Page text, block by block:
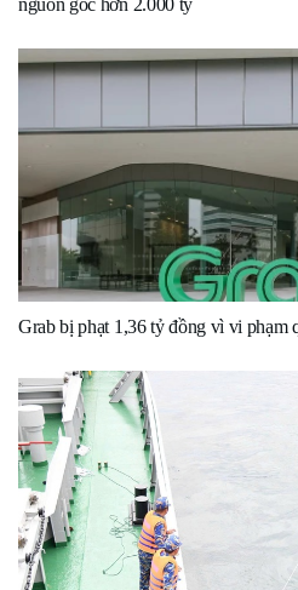
nguồn gốc hơn 2.000 tỷ
Grab bị phạt 1,36 tỷ đồng vì vi phạm